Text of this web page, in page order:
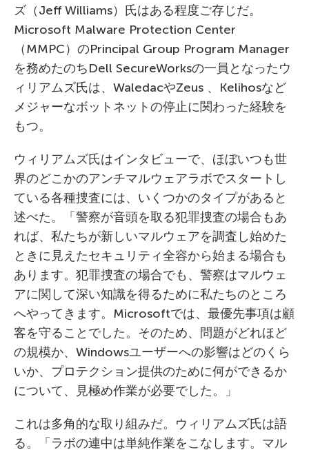
ズ（Jeff Williams）氏はある程度ご存じだ。
Microsoft Malware Protection Center
（MMPC）のPrincipal Group Program Manager
を務めたのちDell SecureWorksの一員となったウ
ィリアムズ氏は、WaledacやZeus 、Kelihosなど
メジャーなボットネットの停止に関わった経験を
もつ。
ウィリアムズ氏はインタビューで、ほぼいつも世
界のどこかのアンチマルウェアラボでスタートし
ている各種捜査には、いくつかのタイプがあると
述べた。「警察が音頭を取る犯罪捜査の場合もあ
れば、私たちが新しいマルウェアを調査し始めた
ときに見えたセキュリティ全容から始まる場合も
あります。犯罪捜査の場合でも、警察はマルウェ
アに関して深い知識を得るために私たちのところ
へやってきます。Microsoftでは、最優先事項は顧
客を守ることでした。そのため、問題がどれほど
の規模か、Windowsユーザーへの影響はどのくら
いか、プロテクション提供のために何ができるか
について、見極め作業が必要でした。」
これは多角的な取り組みだ。ウィリアムズ氏は語
る。「ラボの連中は単純作業をこなします。マル